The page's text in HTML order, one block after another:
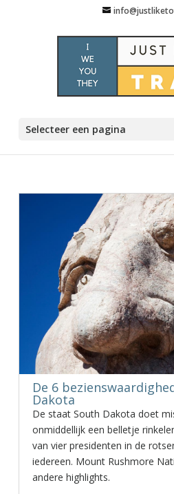
Selecteer een pagina
De 6
Dakota
De staat South Dakota doet
onmiddellijk een belletje
van vier presidenten in de
iedereen. Mount Rushmore
andere highlights.